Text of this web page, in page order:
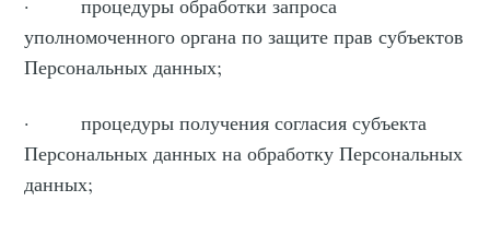
· процедуры обработки запроса
уполномоченного органа по защите прав субъектов
Персональных данных;
· процедуры получения согласия субъекта
Персональных данных на обработку Персональных
данных;